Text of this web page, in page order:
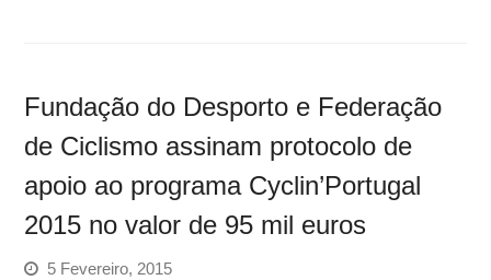
Fundação do Desporto e Federação
de Ciclismo assinam protocolo de
apoio ao programa Cyclin’Portugal
2015 no valor de 95 mil euros
5 Fevereiro, 2015